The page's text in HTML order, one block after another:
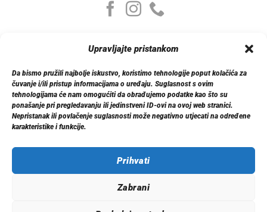
Upravljajte pristankom
Da bismo pružili najbolje iskustvo, koristimo tehnologije poput kolačića za
čuvanje i/ili pristup informacijama o uređaju. Suglasnost s ovim
tehnologijama će nam omogućiti da obrađujemo podatke kao što su
ponašanje pri pregledavanju ili jedinstveni ID-ovi na ovoj web stranici.
Nepristanak ili povlačenje suglasnosti može negativno utjecati na određene
karakteristike i funkcije.
Prihvati
Zabrani
Moj nalog
Moj nalog
Moje narudžbe
Detalji računa
Log out
Informacije
Politika privatnosti